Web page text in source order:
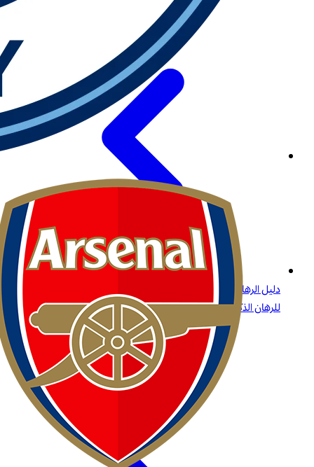
دليل الرهانات على البيسبول: الاستراتيجيات، أنواع الرهانات، والرؤى
للرهان الذكي